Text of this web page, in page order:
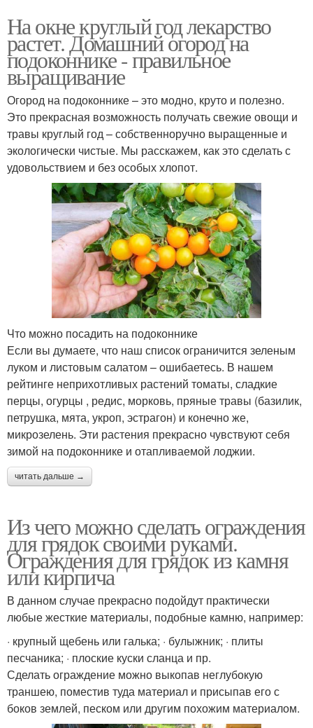
На окне круглый год лекарство
растет. Домашний огород на
подоконнике - правильное
выращивание
Огород на подоконнике – это модно, круто и полезно.
Это прекрасная возможность получать свежие овощи и
травы круглый год – собственноручно выращенные и
экологически чистые. Мы расскажем, как это сделать с
удовольствием и без особых хлопот.
Что можно посадить на подоконнике
Если вы думаете, что наш список ограничится зеленым
луком и листовым салатом – ошибаетесь. В нашем
рейтинге неприхотливых растений томаты, сладкие
перцы, огурцы , редис, морковь, пряные травы (базилик,
петрушка, мята, укроп, эстрагон) и конечно же,
микрозелень. Эти растения прекрасно чувствуют себя
зимой на подоконнике и отапливаемой лоджии.
читать дальше →
Из чего можно сделать ограждения
для грядок своими руками.
Ограждения для грядок из камня
или кирпича
В данном случае прекрасно подойдут практически
любые жесткие материалы, подобные камню, например:
· крупный щебень или галька; · булыжник; · плиты
песчаника; · плоские куски сланца и пр.
Сделать ограждение можно выкопав неглубокую
траншею, поместив туда материал и присыпав его с
боков землей, песком или другим похожим материалом.